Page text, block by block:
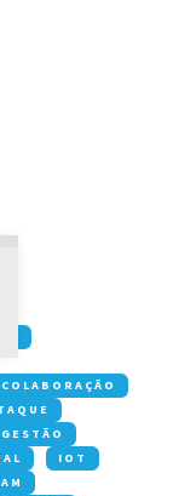
COLABORAÇÃO
GESTÃO
IOT